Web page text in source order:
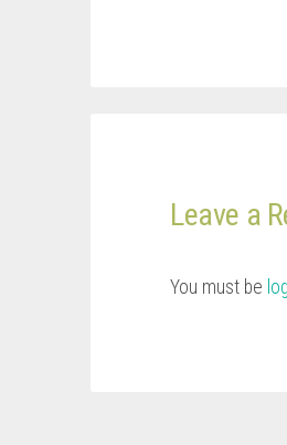
Leave a
You must be